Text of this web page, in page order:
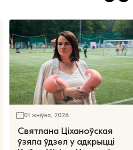
01 жніўня, 2026
Святлана Ціханоўская
ўзяла ўдзел у адкрыцці